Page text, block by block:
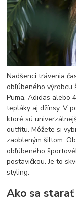
Nadšenci trávenia
obľúbeného výrobcu
Puma, Adidas alebo
tepláky aj džínsy. V
ktoré sú
outfitu. Môžete si
zaobleným šiltom.
obľúbeného
postavičkou. Je to
styling.
Ako sa